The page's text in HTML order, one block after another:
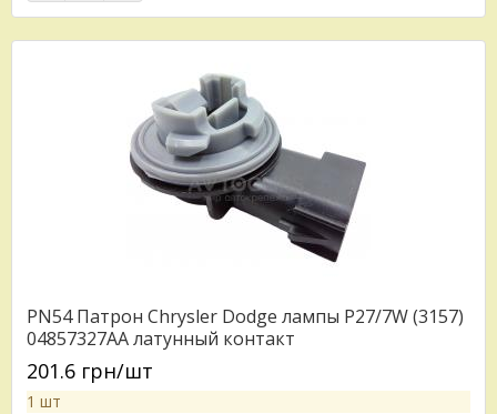
PN54 Патрон Chrysler Dodge лампы Р27/7W (3157)
04857327AA латунный контакт
201.6 грн/шт
1 шт